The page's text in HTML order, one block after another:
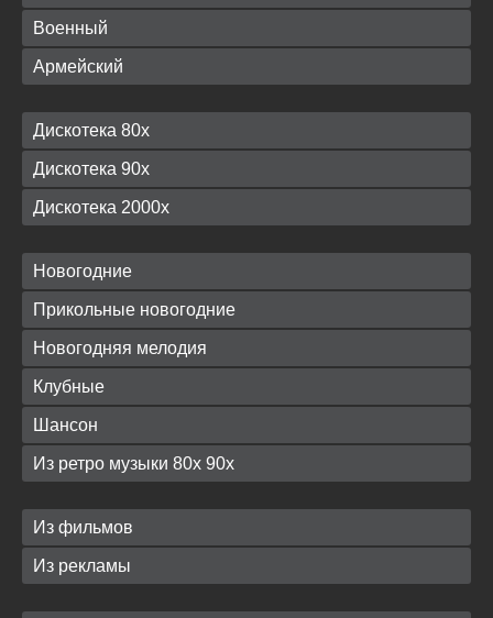
Военный
Армейский
Дискотека 80х
Дискотека 90х
Дискотека 2000х
Новогодние
Прикольные новогодние
Новогодняя мелодия
Клубные
Шансон
Из ретро музыки 80х 90х
Из фильмов
Из рекламы